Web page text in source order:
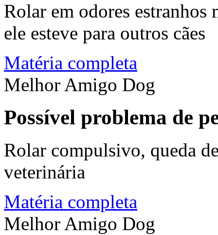
Rolar em odores estranhos
ele esteve para outros cães
Matéria completa
Melhor Amigo Dog
Possível problema de
Rolar compulsivo, queda
veterinária
Matéria completa
Melhor Amigo Dog